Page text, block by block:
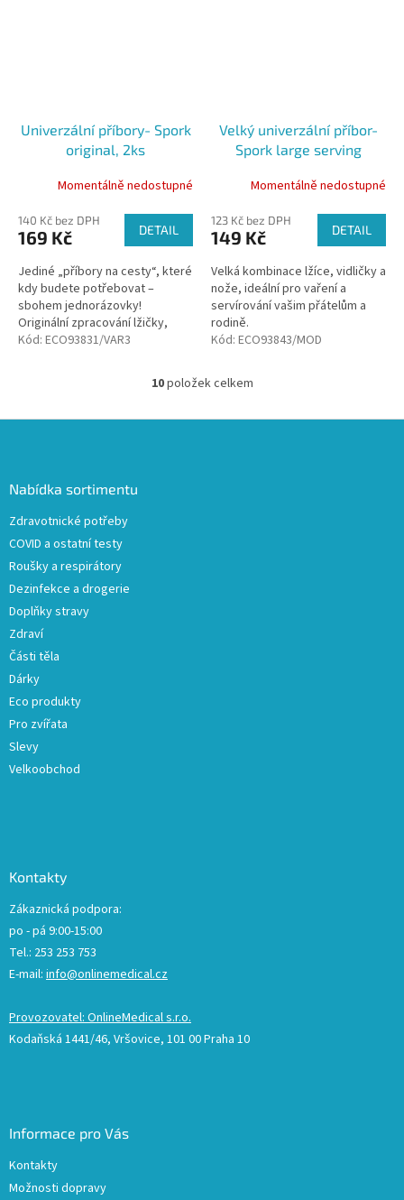
Univerzální příbory- Spork
original, 2ks
Momentálně nedostupné
140 Kč bez DPH
169 Kč DETAIL
Jediné „příbory na cesty“, které
kdy budete potřebovat –
sbohem jednorázovky!
Originální zpracování lžičky,
vidličky a nože v jednom!
Kód: ECO93831/VAR3
Velký univerzální příbor-
Spork large serving
Momentálně nedostupné
123 Kč bez DPH
149 Kč DETAIL
Velká kombinace lžíce, vidličky a
nože, ideální pro vaření a
servírování vašim přátelům a
rodině.
Kód: ECO93843/MOD
O
l
10položek celkem
Nabídka sortimentu
Zdravotnické potřeby
COVID a ostatní testy
Roušky a respirátory
Dezinfekce a drogerie
Doplňky stravy
Zdraví
Části těla
Dárky
Eco produkty
Pro zvířata
Slevy
Velkoobchod
Kontakty
Zákaznická podpora:
po - pá 9:00-15:00
Tel.: 253 253 753
E-mail: info@onlinemedical.cz
Provozovatel: OnlineMedical s.r.o.
Kodaňská 1441/46, Vršovice, 101 00 Praha 10
Informace pro Vás
Kontakty
Možnosti dopravy